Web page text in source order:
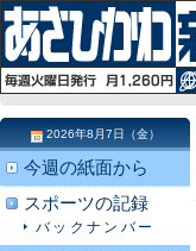
2026年8月7日（金）
今週の紙面から
スポーツの記録
バックナンバー